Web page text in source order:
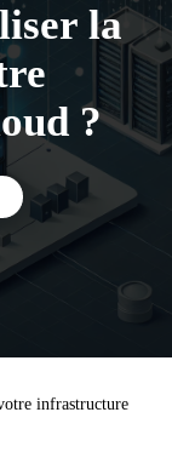
la
?
la
"Externaliser
Partager
infrastructure